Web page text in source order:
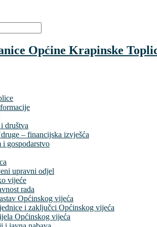
Općine Krapinske
društva
– financijska izvješća
i gospodarstvo
upravni odjel
vijeće
rada
Općinskog vijeća
i zaključci Općinskog vijeća
Općinskog vijeća